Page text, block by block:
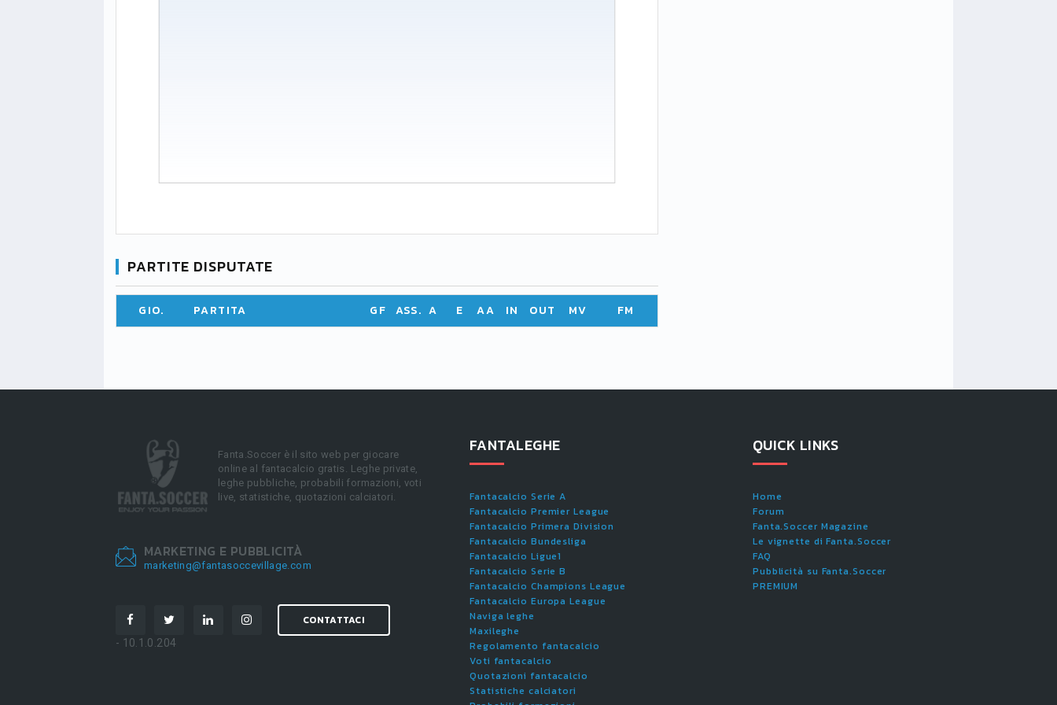
PARTITE DISPUTATE
GIO. PARTITA GF ASS. A E AA IN OUT MV FM
Fanta.Soccer è il sito web per giocare
online al fantacalcio gratis. Leghe private,
leghe pubbliche, probabili formazioni, voti
live, statistiche, quotazioni calciatori.
MARKETING E PUBBLICITÀ
marketing@fantasoccevillage.com
CONTATTACI
- 10.1.0.204
FANTALEGHE
Fantacalcio Serie A
Fantacalcio Premier League
Fantacalcio Primera Division
Fantacalcio Bundesliga
Fantacalcio Ligue1
Fantacalcio Serie B
Fantacalcio Champions League
Fantacalcio Europa League
Naviga leghe
Maxileghe
Regolamento fantacalcio
Voti fantacalcio
Quotazioni fantacalcio
Statistiche calciatori
QUICK LINKS
Home
Forum
Fanta.Soccer Magazine
Le vignette di Fanta.Soccer
FAQ
Pubblicità su Fanta.Soccer
PREMIUM